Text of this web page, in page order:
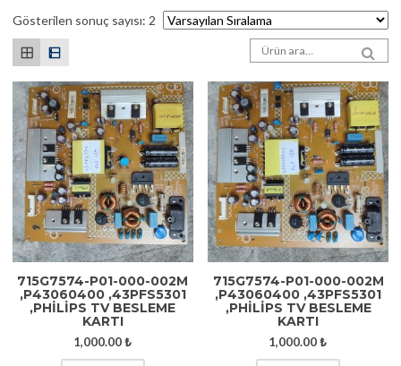
Gösterilen sonuç sayısı: 2
Arama sonuçları:
715G7574-P01-000-002M
,P43060400 ,43PFS5301
,PHİLİPS TV BESLEME
KARTI
1,000.00₺
715G7574-P01-000-002M
,P43060400 ,43PFS5301
,PHİLİPS TV BESLEME
KARTI
1,000.00₺